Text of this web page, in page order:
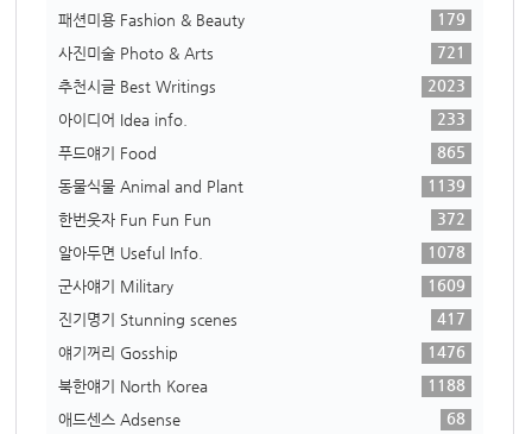
패션미용 Fashion & Beauty
179
사진미술 Photo & Arts
721
추천시글 Best Writings
2023
아이디어 Idea info.
233
푸드얘기 Food
865
동물식물 Animal and Plant
1139
한번웃자 Fun Fun Fun
372
알아두면 Useful Info.
1078
군사얘기 Military
1609
진기명기 Stunning scenes
417
얘기꺼리 Gosship
1476
북한얘기 North Korea
1188
애드센스 Adsense
68